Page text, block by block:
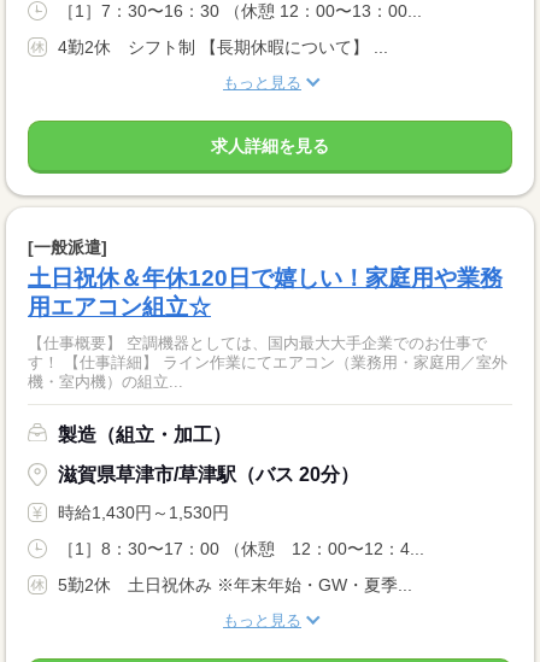
［1］7：30〜16：30 （休憩 12：00〜13：00...
4勤2休 シフト制 【長期休暇について】 ...
もっと見る
求人詳細を見る
[一般派遣]
土日祝休＆年休120日で嬉しい！家庭用や業務
用エアコン組立☆
【仕事概要】 空調機器としては、国内最大大手企業でのお仕事で
す！ 【仕事詳細】 ライン作業にてエアコン（業務用・家庭用／室外
機・室内機）の組立...
製造（組立・加工）
滋賀県草津市/草津駅（バス 20分）
時給1,430円～1,530円
［1］8：30〜17：00 （休憩 12：00〜12：4...
5勤2休 土日祝休み ※年末年始・GW・夏季...
もっと見る